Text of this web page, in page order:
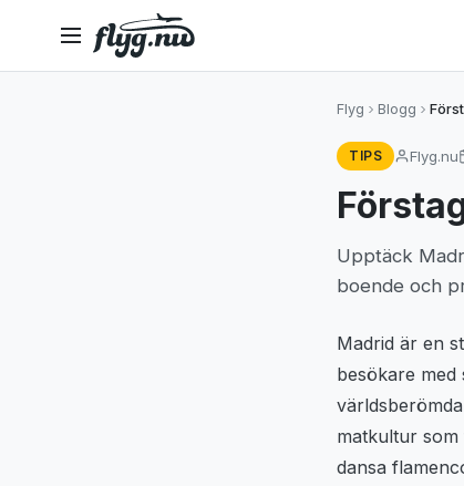
Flyg Blogg
TIPS Flyg.nu
Upptäck
boende och
Madrid är en
besökare med
matkultur
dansa